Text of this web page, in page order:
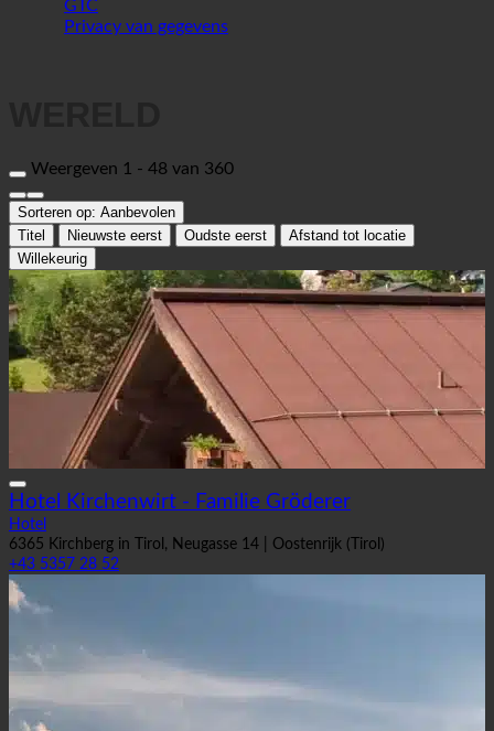
Sitemap
GTC
Weergeven 1 - 48 van 360
Sorteren op:Aanbevolen
Titel
Nieuwste eerst
Willekeurig
Hotel Kirchenwirt - Familie Gröderer
Hotel
6365 Kirchberg in Tirol, Neugasse 14 | Oostenrijk (Tirol)
+43 5357 28 52